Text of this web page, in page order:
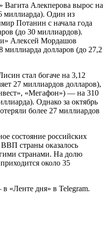
Вагита Алекперова вырос на
миллиарда). Один из
Потанин с начала года
(до 30 миллиардов).
Алексей Мордашов
миллиарда долларов (до 27,2
стал богаче на 3,12
27 миллиардов долларов),
«Мегафон») — на 310
Однако за октябрь
более 27 миллиардов
состояние российских
страны оказалось
странами. На долю
около 35
«Ленте дня» в Telegram.